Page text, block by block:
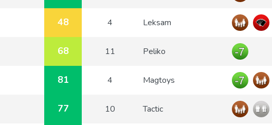
48 4 Leksam
68 11 Peliko
81 4 Magtoys
77 10 Tactic